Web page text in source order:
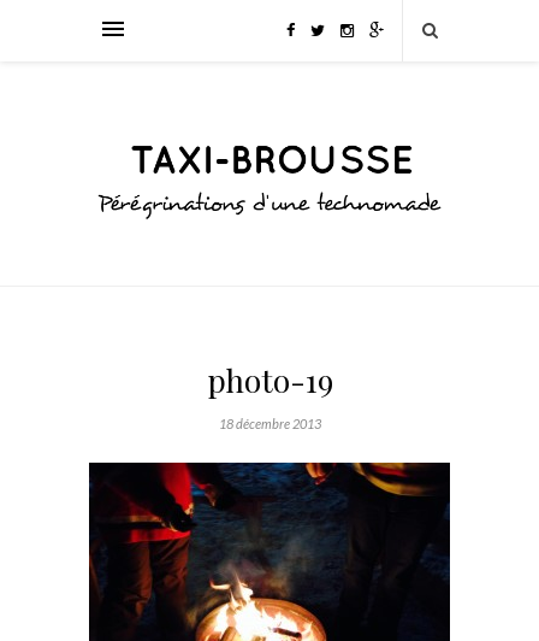
photo-19
18 décembre 2013